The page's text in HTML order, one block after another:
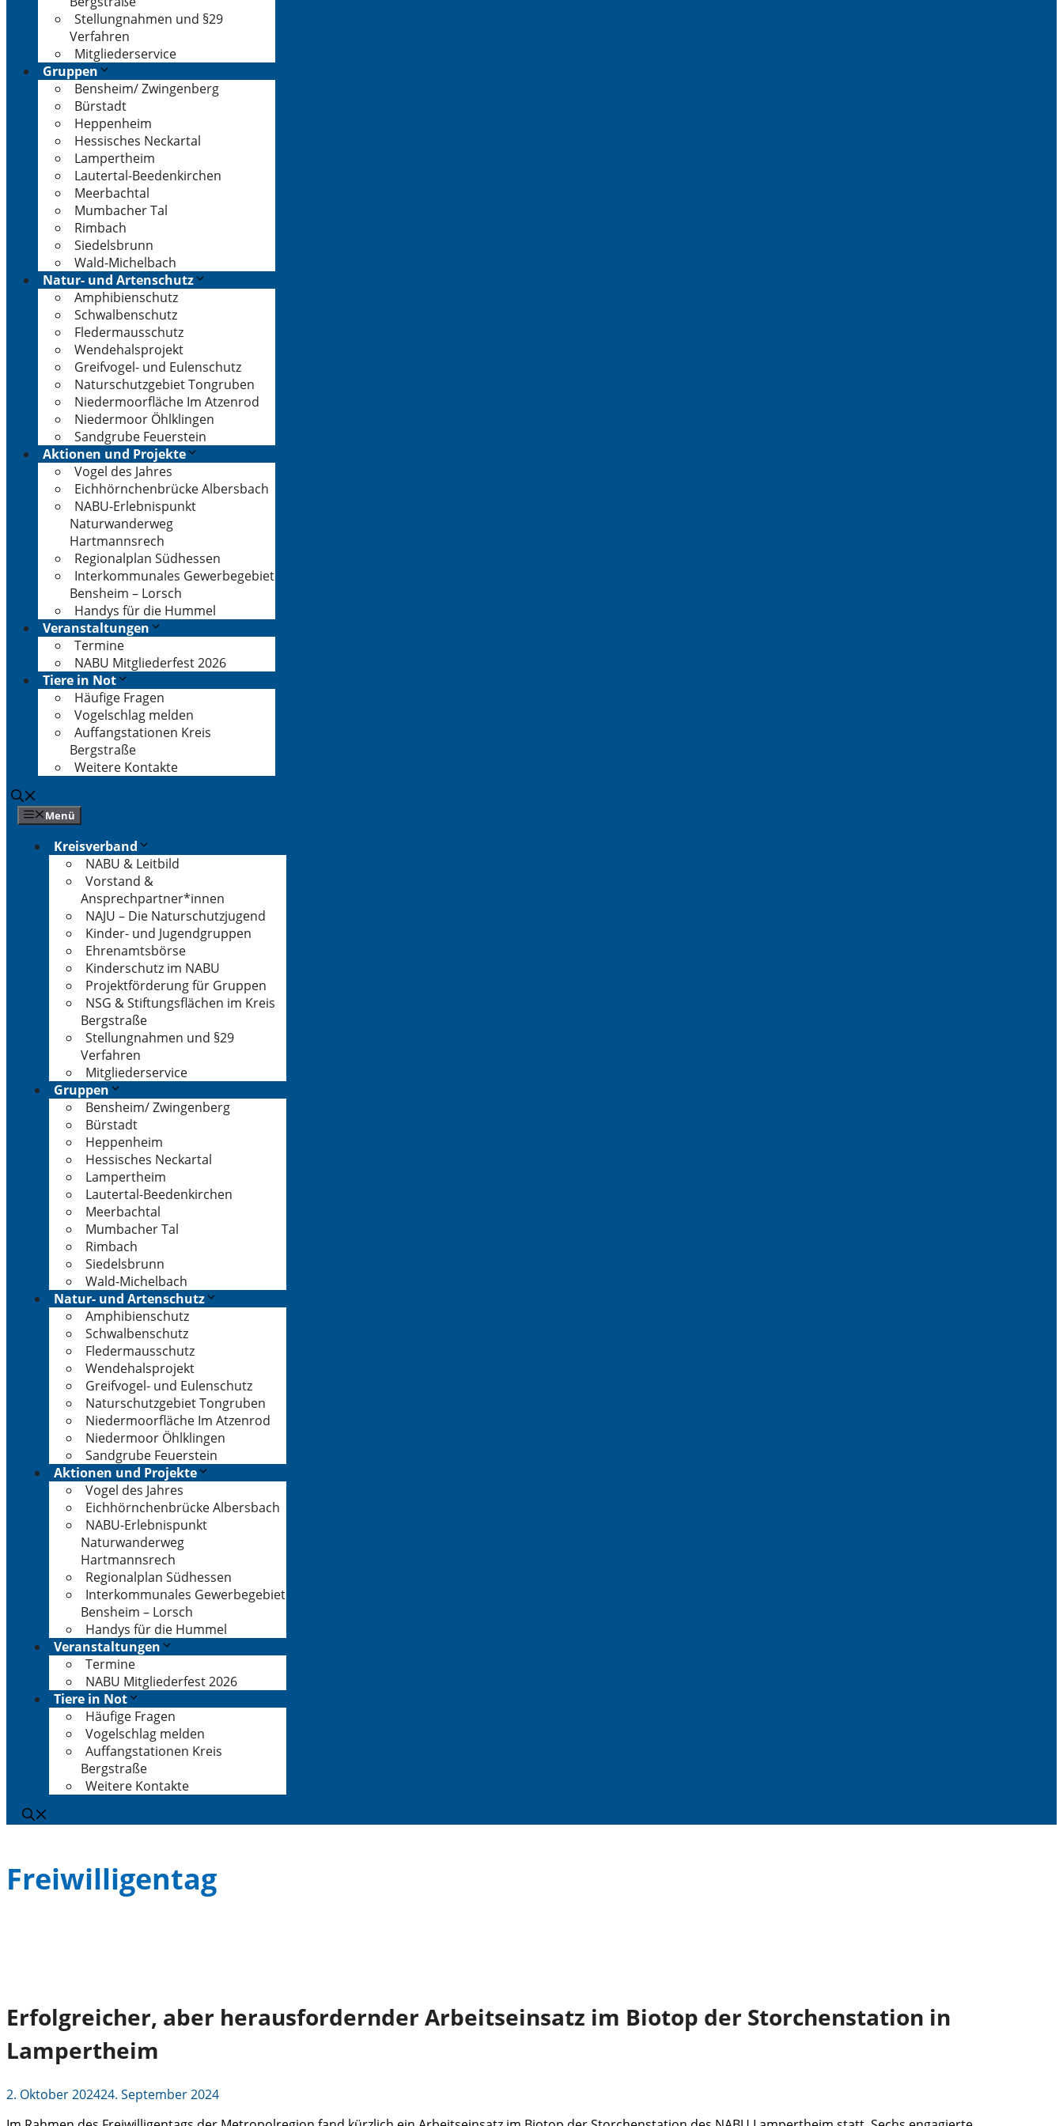
Stellungnahmen und §29
Verfahren
Mitgliederservice
Gruppen
Bensheim/ Zwingenberg
Bürstadt
Heppenheim
Hessisches Neckartal
Lampertheim
Lautertal-Beedenkirchen
Meerbachtal
Mumbacher Tal
Rimbach
Siedelsbrunn
Wald-Michelbach
Natur- und Artenschutz
Amphibienschutz
Schwalbenschutz
Fledermausschutz
Wendehalsprojekt
Greifvogel- und Eulenschutz
Naturschutzgebiet Tongruben
Niedermoorfläche Im Atzenrod
Niedermoor Öhlklingen
Sandgrube Feuerstein
Aktionen und Projekte
Vogel des Jahres
Eichhörnchenbrücke Albersbach
NABU-Erlebnispunkt
Naturwanderweg
Hartmannsrech
Regionalplan Südhessen
Interkommunales Gewerbegebiet
Bensheim – Lorsch
Handys für die Hummel
Veranstaltungen
Termine
NABU Mitgliederfest 2026
Tiere in Not
Häufige Fragen
Vogelschlag melden
Auffangstationen Kreis
Bergstraße
Weitere Kontakte
Menü
Kreisverband
NABU & Leitbild
Vorstand &
Ansprechpartner*innen
NAJU – Die Naturschutzjugend
Kinder- und Jugendgruppen
Ehrenamtsbörse
Kinderschutz im NABU
Projektförderung für Gruppen
NSG & Stiftungsflächen im Kreis
Bergstraße
Stellungnahmen und §29
Verfahren
Mitgliederservice
Gruppen
Bensheim/ Zwingenberg
Bürstadt
Heppenheim
Hessisches Neckartal
Lampertheim
Lautertal-Beedenkirchen
Meerbachtal
Mumbacher Tal
Rimbach
Siedelsbrunn
Wald-Michelbach
Natur- und Artenschutz
Amphibienschutz
Schwalbenschutz
Fledermausschutz
Wendehalsprojekt
Greifvogel- und Eulenschutz
Naturschutzgebiet Tongruben
Niedermoorfläche Im Atzenrod
Niedermoor Öhlklingen
Sandgrube Feuerstein
Aktionen und Projekte
Vogel des Jahres
Eichhörnchenbrücke Albersbach
NABU-Erlebnispunkt
Naturwanderweg
Hartmannsrech
Regionalplan Südhessen
Interkommunales Gewerbegebiet
Bensheim – Lorsch
Handys für die Hummel
Veranstaltungen
Termine
NABU Mitgliederfest 2026
Tiere in Not
Häufige Fragen
Vogelschlag melden
Auffangstationen Kreis
Bergstraße
Weitere Kontakte
Freiwilligentag
Erfolgreicher, aber herausfordernder Arbeitseinsatz im Biotop der Storchenstation in
Lampertheim
2. Oktober 202424. September 2024